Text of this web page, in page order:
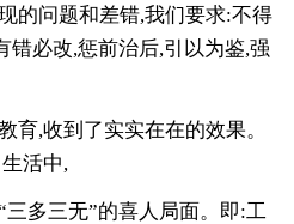
的问题和差错,我们要求:不得
错必改,惩前治后,引以为鉴,强
育,收到了实实在在的效果。
活中,
多三无”的喜人局面。即:工